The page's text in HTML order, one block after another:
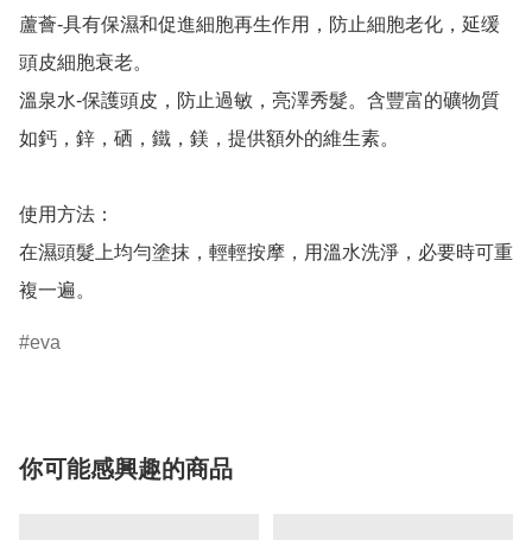
蘆薈-具有保濕和促進細胞再生作用，防止細胞老化，延缓
頭皮細胞衰老。
溫泉水-保護頭皮，防止過敏，亮澤秀髮。含豐富的礦物質
如鈣，鋅，硒，鐵，鎂，提供額外的維生素。
使用方法：
在濕頭髮上均勻塗抹，輕輕按摩，用溫水洗淨，必要時可重
複一遍。
eva
你可能感興趣的商品